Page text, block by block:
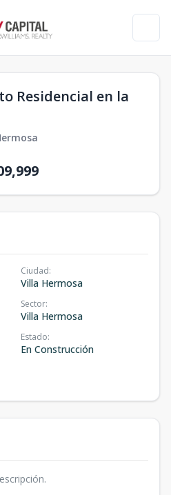
Residencial en la
Ciudad:
Villa Hermosa
Sector:
Villa Hermosa
Estado:
En Construcción